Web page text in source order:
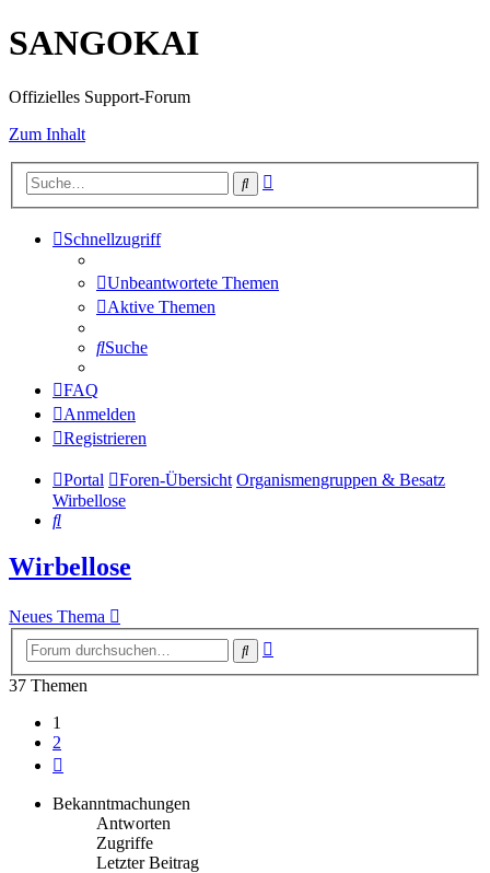
SANGOKAI
Offizielles Support-Forum
Zum Inhalt
Suche
Schnellzugriff
Unbeantwortete Themen
Aktive Themen
Suche
FAQ
Anmelden
Registrieren
Portal Foren-Übersicht Organismengruppen & Besatz
Wirbellose
Suche
Wirbellose
Neues Thema
Suche
37 Themen
1
2
Bekanntmachungen
Antworten
Zugriffe
Letzter Beitrag